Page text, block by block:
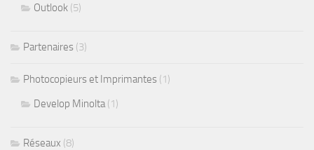
Outlook (5)
Partenaires (3)
Photocopieurs et Imprimantes (1)
Develop Minolta(1)
Réseaux (8)